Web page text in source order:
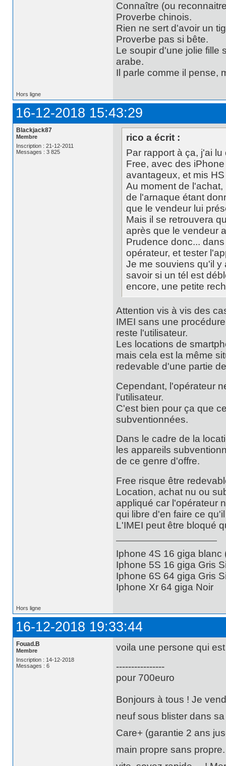
Connaître (ou
Proverbe chinois.
Rien ne sert d'avoir un
Proverbe pas si bête.
Le soupir d'une jolie fille
arabe.
Il parle comme il pense,
Hors ligne
16-12-2018 15:43:29
Blackjack87
Membre
Inscription : 21-12-2011
Messages : 3 825
rico a écrit :
Par rapport à ça, j'ai
Free, avec des
avantageux, et mis
Au moment de
de l'arnaque étant
que le vendeur lui
Mais il se retrouvera
après que le vendeur
Prudence donc...
opérateur, et tester
Je me souviens qu'il y
savoir si un tél est
encore, une petite
Attention vis à vis des
IMEI sans une
reste l'utilisateur.
Les locations de
mais cela est la même
redevable d'une partie
Cependant, l'opérateur
l'utilisateur.
C'est bien pour ça que
subventionnées.
Dans le cadre de la
les appareils
de ce genre d'offre.
Free risque être
Location, achat nu ou
appliqué car l'opérateur
qui libre d'en faire ce
L'IMEI peut être bloqué
Iphone 4S 16 giga blanc
Iphone 5S 16 giga Gris
Iphone 6S 64 giga Gris
Iphone Xr 64 giga Noir
Hors ligne
16-12-2018 19:33:44
Fouad.B
Membre
Inscription : 14-12-2018
Messages : 6
voila une persone qui
----------------
pour 700euro
Bonjours à tous ! Je
neuf sous blister dans
Care+ (garantie 2 ans
main propre sans